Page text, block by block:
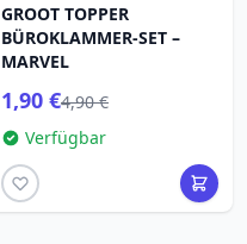
GROOT TOPPER
BÜROKLAMMER-SET –
MARVEL
1,90 €4,90 €
Verfügbar